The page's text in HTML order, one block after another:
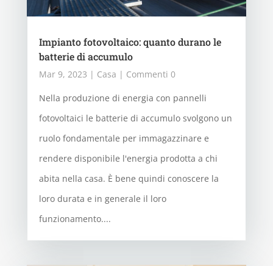
Impianto fotovoltaico: quanto durano le
batterie di accumulo
Mar 9, 2023 | Casa | Commenti 0
Nella produzione di energia con pannelli
fotovoltaici le batterie di accumulo svolgono un
ruolo fondamentale per immagazzinare e
rendere disponibile l'energia prodotta a chi
abita nella casa. È bene quindi conoscere la
loro durata e in generale il loro
funzionamento....